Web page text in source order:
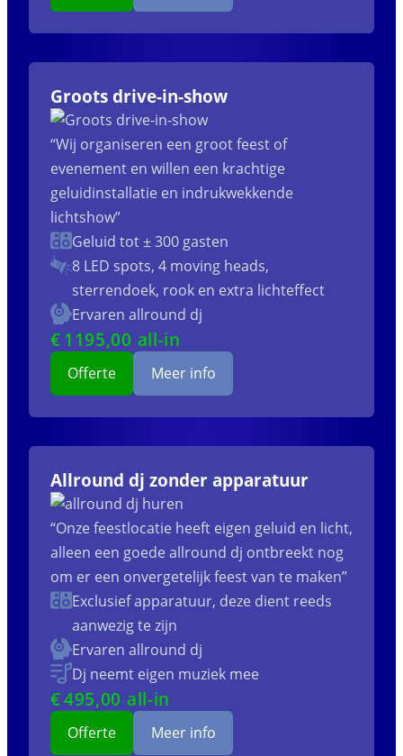
Groots drive-in-show
“Wij organiseren een groot feest of
evenement en willen een krachtige
geluidinstallatie en indrukwekkende
lichtshow”
Geluid tot ± 300 gasten
8 LED spots, 4 moving heads,
sterrendoek, rook en extra lichteffect
Ervaren allround dj
€ 1195,00 all-in
Offerte Meer info
Allround dj zonder apparatuur
“Onze feestlocatie heeft eigen geluid en licht,
alleen een goede allround dj ontbreekt nog
om er een onvergetelijk feest van te maken”
Exclusief apparatuur, deze dient reeds
aanwezig te zijn
Ervaren allround dj
Dj neemt eigen muziek mee
€495,00 all-in
Offerte Meer info